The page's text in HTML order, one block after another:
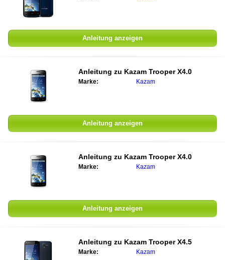
Anleitung anzeigen
Anleitung zu Kazam Trooper X4.0
Marke: Kazam
Anleitung anzeigen
Anleitung zu Kazam Trooper X4.0
Marke: Kazam
Anleitung anzeigen
Anleitung zu Kazam Trooper X4.5
Marke: Kazam